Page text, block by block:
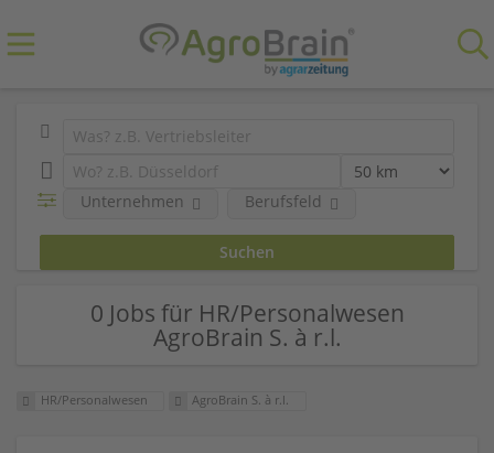
Unternehmen Berufsfeld
0 Jobs für HR/Personalwesen
AgroBrain S. à r.l.
HR/Personalwesen AgroBrain S. à r.l.